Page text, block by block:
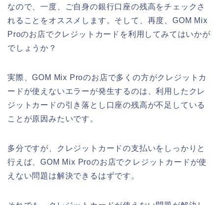
なので、一度、ご自身の銀行口座の残高をチェックさ
れることをオススメします。そして、再度、GOM Mix
Proのお店でクレジットカードを利用してみてはいかが
でしょうか？
実際、GOM Mix Proのお店で多くの方がクレジットカ
ードが使えないエラーが発生するのは、利用したクレ
ジットカードの引き落とし口座の残高が不足している
ことが原因みたいです。
多分ですが、クレジットカードの支払いをしっかりと
行えば、GOM Mix Proのお店でクレジットカードが使
えない問題は解決できるはずです。